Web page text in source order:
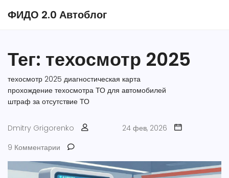
ФИДО 2.0 Автоблог
Тег: техосмотр 2025
техосмотр 2025 диагностическая карта
прохождение техосмотра ТО для автомобилей
штраф за отсутствие ТО
Dmitry Grigorenko
24 фев, 2026
9 Комментарии